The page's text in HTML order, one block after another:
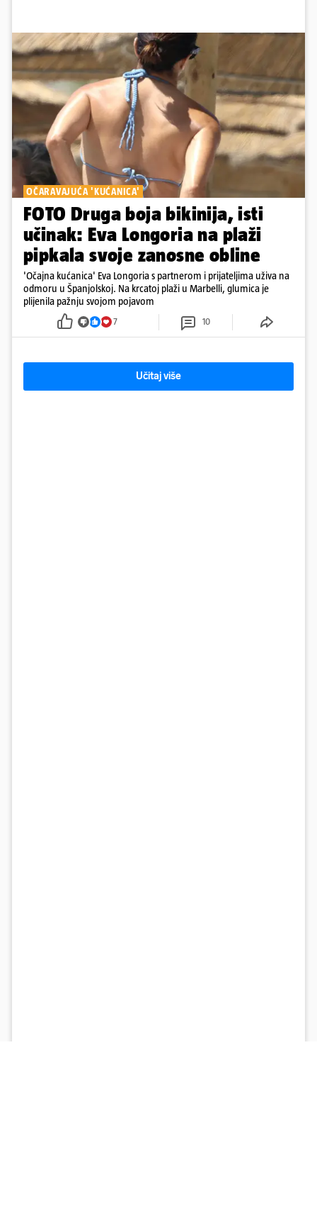
OČARAVAJUĆA 'KUĆANICA'
FOTO Druga boja bikinija, isti
učinak: Eva Longoria na plaži
pipkala svoje zanosne obline
'Očajna kućanica' Eva Longoria s partnerom i prijateljima uživa na
odmoru u Španjolskoj. Na krcatoj plaži u Marbelli, glumica je
plijenila pažnju svojom pojavom
7 10
Učitaj više